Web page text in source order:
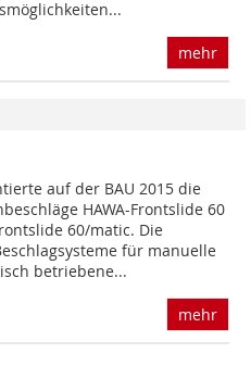
mehr
auf der BAU 2015 die
HAWA-Frontslide 60
60/matic. Die
für manuelle
betriebene...
mehr